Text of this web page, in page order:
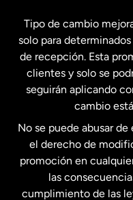
Estados
Estados
Francia
Malasia
Tipo de cambio
solo para
de recepción. Esta
clientes y solo se
seguirán aplicando
cambio
No se puede abusar
el derecho de
promoción en
las
cumplimiento de las